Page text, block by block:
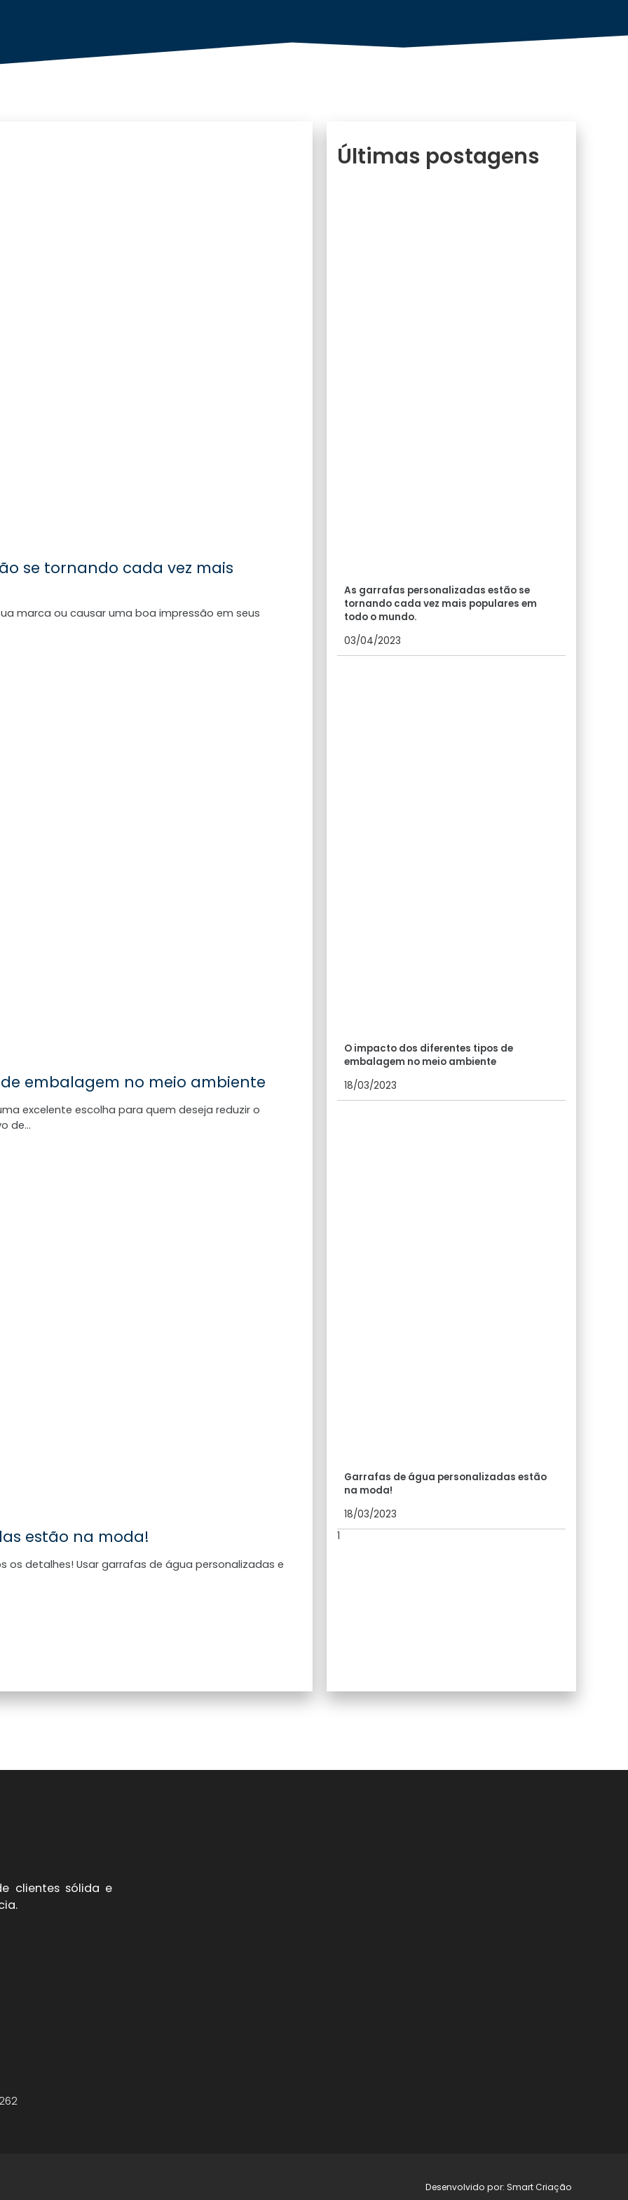
se tornando cada vez mais
marca ou causar uma boa impressão em seus
embalagem no meio ambiente
excelente escolha para quem deseja reduzir o
de…
estão na moda!
os detalhes! Usar garrafas de água personalizadas e
Últimas postagens
As garrafas personalizadas estão se
tornando cada vez mais populares em
todo o mundo.
03/04/2023
O impacto dos diferentes tipos de
embalagem no meio ambiente
18/03/2023
Garrafas de água personalizadas estão
na moda!
18/03/2023
clientes sólida e
Desenvolvido por: Smart Criação